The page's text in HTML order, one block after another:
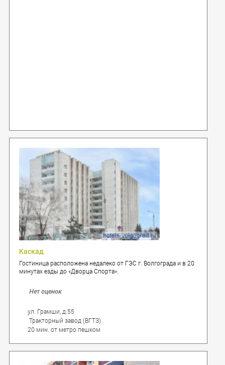
Каскад
Гостиница расположена недалеко от ГЭС г. Волгограда и в 20
минутах езды до «Дворца Спорта».
Нет оценок
ул. Грамши, д.55
Тракторный завод (ВГТЗ)
20 мин. от метро пешком